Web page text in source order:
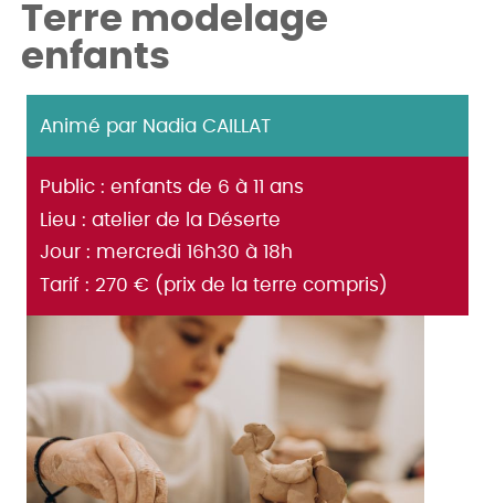
Terre modelage
enfants
Animé par Nadia CAILLAT
Public : enfants de 6 à 11 ans
Lieu : atelier de la Déserte
Jour : mercredi 16h30 à 18h
Tarif : 270 € (prix de la terre compris)